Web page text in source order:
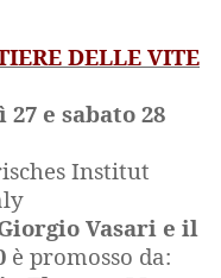
DELLE VITE
e sabato 28
Institut
Vasari e il
è promosso da: